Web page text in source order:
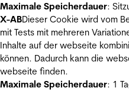
Maximale Speicherdauer:
X-ABDieser Cookie wird vom
mit Tests mit mehreren
Inhalte auf der webseite
können. Dadurch kann die
webseite finden.
Maximale Speicherdauer: 1